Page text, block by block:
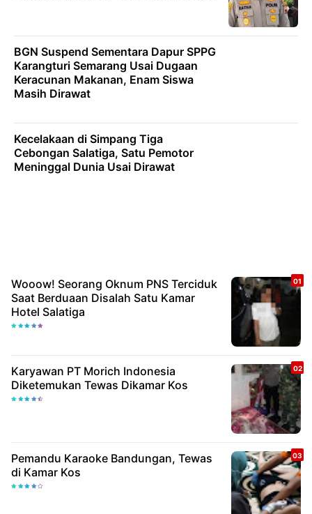
BGN Suspend Sementara Dapur SPPG
Karangturi Semarang Usai Dugaan
Keracunan Makanan, Enam Siswa
Masih Dirawat
Kecelakaan di Simpang Tiga
Cebongan Salatiga, Satu Pemotor
Meninggal Dunia Usai Dirawat
Wooow! Seorang Oknum PNS Terciduk
Saat Berduaan Disalah Satu Kamar
Hotel Salatiga
Karyawan PT Morich Indonesia
Diketemukan Tewas Dikamar Kos
Pemandu Karaoke Bandungan, Tewas
di Kamar Kos